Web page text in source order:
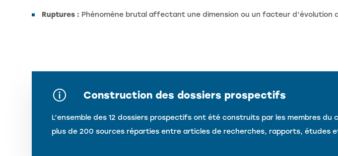
Ruptures : Phénomène brutal affectant une dimension ou un facteur
Construction des dossiers prospectifs
L’ensemble des 12 dossiers prospectifs ont été construits par les membres
plus de 200 sources réparties entre articles de recherches, rapports, études